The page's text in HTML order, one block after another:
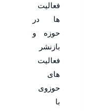
فعالیت
ها در
حوزه و
بازنشر
فعالیت
های
حوزوی
با